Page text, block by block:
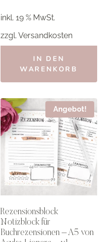
3,50 €2,80 €.
inkl. 19 % MwSt.
zzgl. Versandkosten
IN DEN
WARENKORB
Angebot!
Rezensionsblock
Notizblock für
Buchrezensionen – A5 von